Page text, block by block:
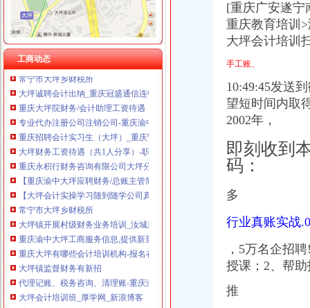
工商动态
【大坪会计实操学习随到随学公司真账实操培训】-渝中大坪易登网
上海大坪会计培训学校_厚学网_新浪博客
梅县大坪财政管理所
大坪会计培训班_厚学网_新浪博客
常宁市大坪乡财税所
大坪诚聘会计出纳_重庆冠盛通信连锁招聘信息-重庆58同城
重庆大坪院财务/会计助理工资待遇（共1人分享）-职业圈
专业代办注册公司注销公司-重庆渝中大坪会计/审计-分类168信息网
重庆招聘会计实习生（大坪）_重庆贤内助财务咨询有限公司招聘-汇博网
大坪财务工资待遇（共1人分享）-职业圈
重庆永积行财务咨询有限公司大坪分公司联系方式_信用报告_工商信息
【重庆渝中大坪应聘财务/总账主管简历|新求职财务/总账主管信息】-
【大坪会计实操学习随到随学公司真账实操培训】-渝中大坪职业培训
常宁市大坪乡财税所
大坪镇开展村级财务业务培训_汝城新闻网
重庆渝中大坪工商服务信息,提供新重庆渝中大坪财税服务及重庆渝
重庆大坪有哪些会计培训机构-报名在线
大坪镇监督财务有新招
代理记账、税务咨询、清理账-重庆渝中大坪公司注册-分类168信息网
大坪会计培训班_厚学网_新浪博客
【大坪会计实操学习随到随学公司真账实操培训】-渝中大坪易登网
[重庆广安遂宁
重庆教育培训
大坪会计培训
手工账、
10:49:45发送
望短时间内取
2002年，
即刻收到
码：
多
行业真账实战
，5万名企招
授课；2、帮
推